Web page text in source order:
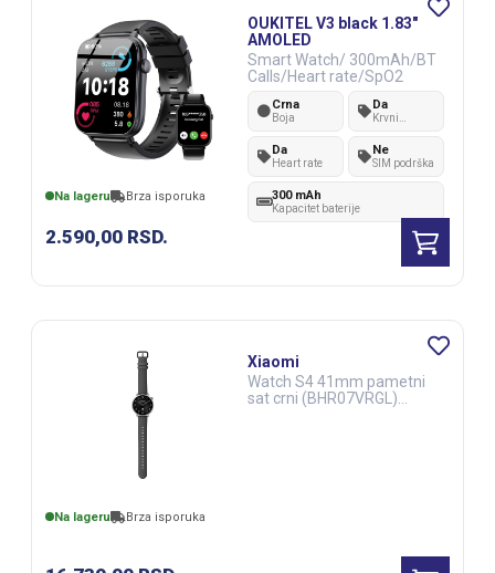
Na lageru Brza isporuka
2.590,00 RSD.
OUKITEL V3 black 1.83"
AMOLED
Smart Watch/ 300mAh/BT
Calls/Heart rate/SpO2
Crna
Boja
Da
Krvni
Da
Heart rate
Ne
SIM podrška
300 mAh
Kapacitet baterije
Na lageru Brza isporuka
Xiaomi
Watch S4 41mm pametni
sat crni (BHR07VRGL)